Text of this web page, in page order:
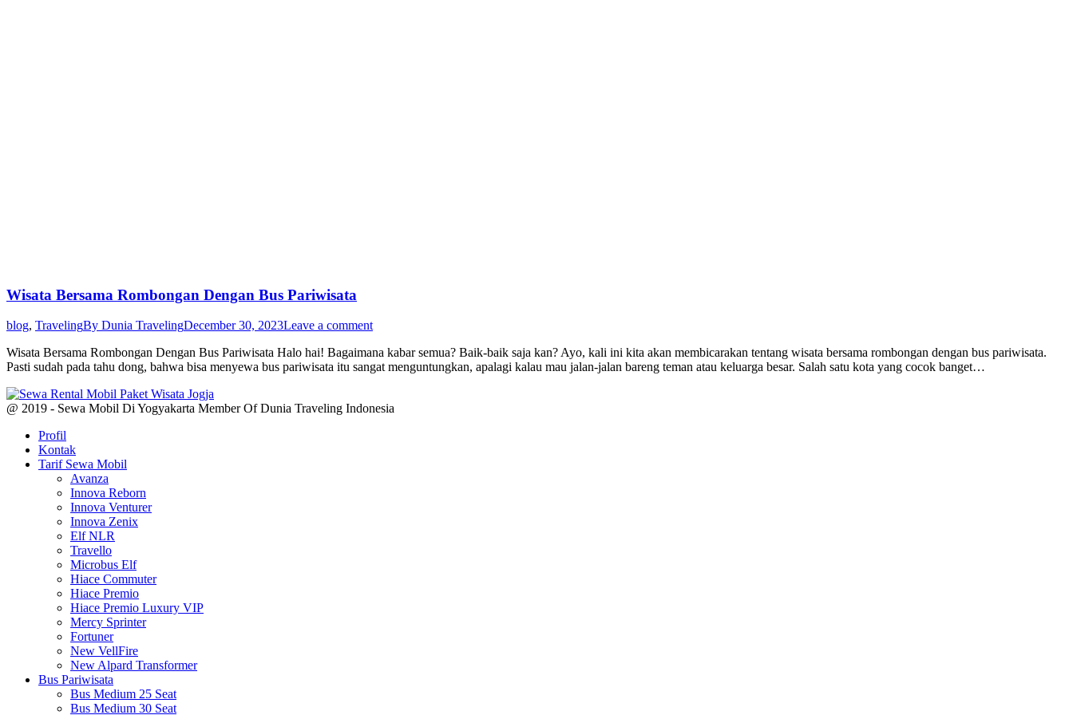
Wisata Bersama Rombongan Dengan Bus Pariwisata
blog, TravelingBy Dunia TravelingDecember 30, 2023Leave a comment
Wisata Bersama Rombongan Dengan Bus Pariwisata Halo hai! Bagaimana kabar semua? Baik-baik saja kan? Ayo, kali ini kita akan membicarakan tentang wisata bersama rombongan dengan bus pariwisata.
Pasti sudah pada tahu dong, bahwa bisa menyewa bus pariwisata itu sangat menguntungkan, apalagi kalau mau jalan-jalan bareng teman atau keluarga besar. Salah satu kota yang cocok banget…
@ 2019 - Sewa Mobil Di Yogyakarta Member Of Dunia Traveling Indonesia
Profil
Kontak
Tarif Sewa Mobil
Avanza
Innova Reborn
Innova Venturer
Innova Zenix
Elf NLR
Travello
Microbus Elf
Hiace Commuter
Hiace Premio
Hiace Premio Luxury VIP
Mercy Sprinter
Fortuner
New VellFire
New Alpard Transformer
Bus Pariwisata
Bus Medium 25 Seat
Bus Medium 30 Seat